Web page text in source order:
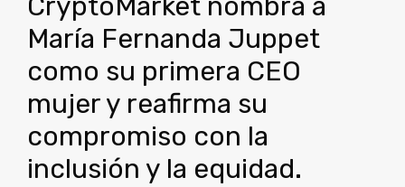
CryptoMarket nombra a
María Fernanda Juppet
como su primera CEO
mujer y reafirma su
compromiso con la
inclusión y la equidad.